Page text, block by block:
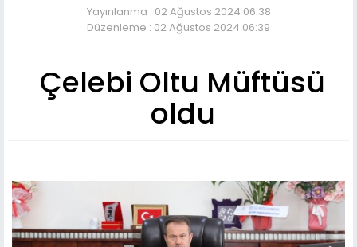
Yayınlanma : 02 Ağustos 2024 06:38
Düzenleme : 02 Ağustos 2024 06:39
Çelebi Oltu Müftüsü
oldu